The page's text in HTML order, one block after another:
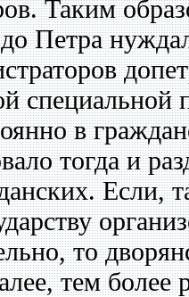
Таким
Петра
специальной
в
тогда и
Если,
то
тем более